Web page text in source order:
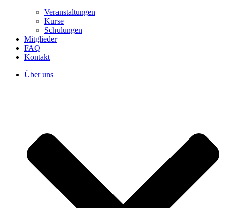
Veranstaltungen
Kurse
Schulungen
Mitglieder
FAQ
Kontakt
Über uns